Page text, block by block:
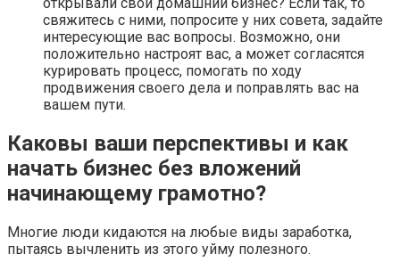
свяжитесь с ними, попросите у них совета, задайте
интересующие вас вопросы. Возможно, они
положительно настроят вас, а может согласятся
курировать процесс, помогать по ходу
продвижения своего дела и поправлять вас на
вашем пути.
Каковы ваши перспективы и как
начать бизнес без вложений
начинающему грамотно?
Многие люди кидаются на любые виды заработка,
пытаясь вычленить из этого уйму полезного.